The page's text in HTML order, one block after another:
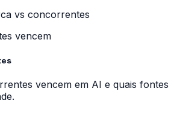
vs concorrentes
vencem
vencem em AI e quais fontes